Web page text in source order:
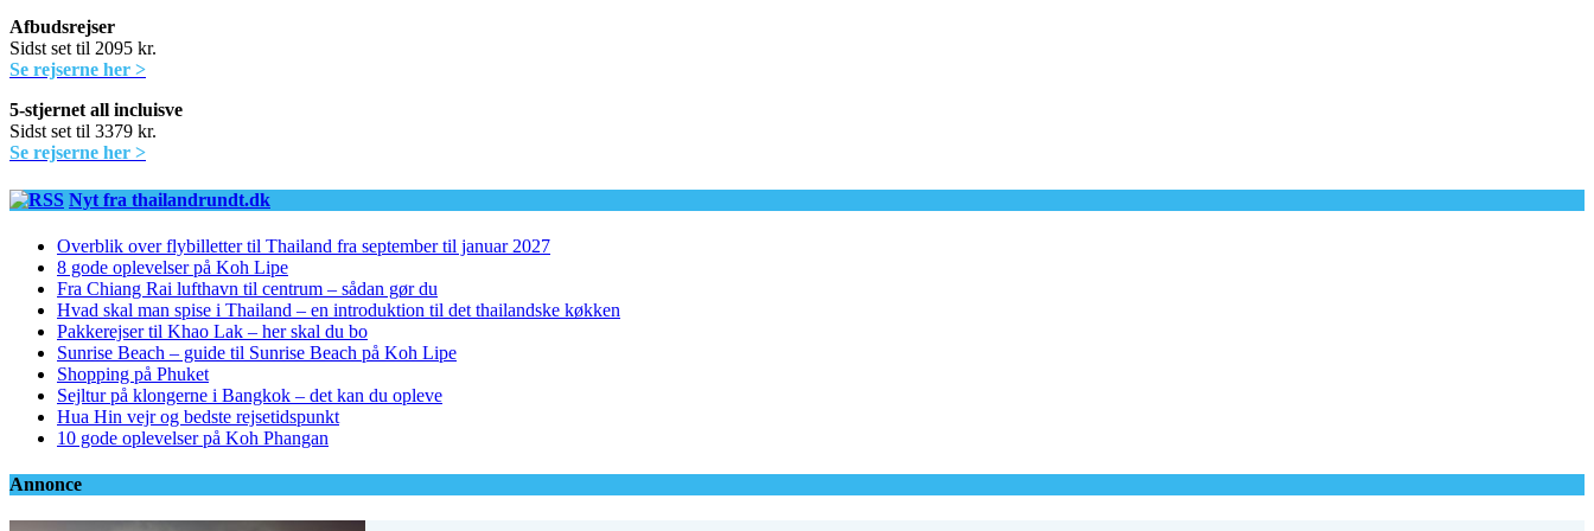
Afbudsrejser
Sidst set til 2095 kr.
Se rejserne her >
5-stjernet all incluisve
Sidst set til 3379 kr.
Se rejserne her >
Nyt fra thailandrundt.dk
Overblik over flybilletter til Thailand fra september til januar 2027
8 gode oplevelser på Koh Lipe
Fra Chiang Rai lufthavn til centrum – sådan gør du
Hvad skal man spise i Thailand – en introduktion til det thailandske køkken
Pakkerejser til Khao Lak – her skal du bo
Sunrise Beach – guide til Sunrise Beach på Koh Lipe
Shopping på Phuket
Sejltur på klongerne i Bangkok – det kan du opleve
Hua Hin vejr og bedste rejsetidspunkt
10 gode oplevelser på Koh Phangan
Annonce